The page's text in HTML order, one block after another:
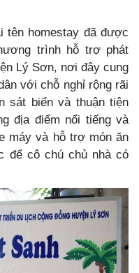
tên homestay đã được
trình hỗ trợ phát
Lý Sơn, nơi đây cung
với chỗ nghỉ rộng rãi
sát biển và thuận tiện
địa điểm nổi tiếng và
máy và hỗ trợ món ăn
để cô chú chủ nhà có